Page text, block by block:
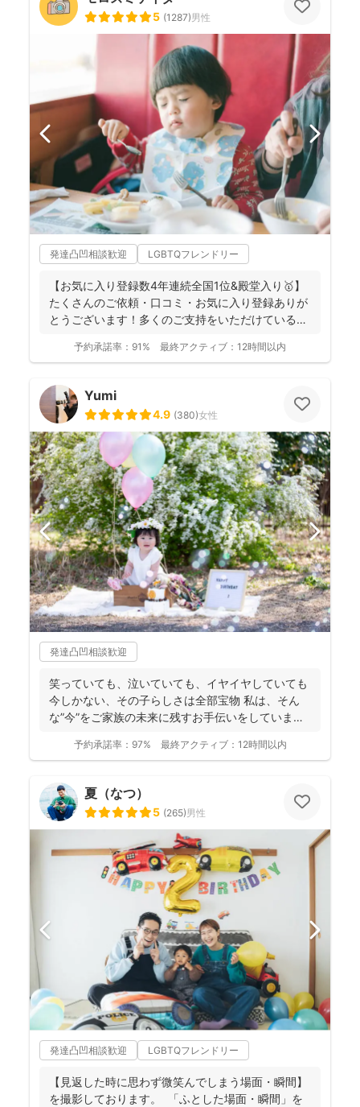
5 (1287)男性
発達凸凹相談歓迎 LGBTQフレンドリー
【お気に入り登録数4年連続全国1位&殿堂入り🥇】
たくさんのご依頼・口コミ・お気に入り登録ありが
とうございます！多くのご支持をいただけているこ
予約承諾率： 91% 最終アクティブ： 12時間以内
Yumi
4.9 (380)女性
発達凸凹相談歓迎
笑っていても、泣いていても、イヤイヤしていても
今しかない、その子らしさは全部宝物 私は、そん
な”今”をご家族の未来に残すお手伝いをしています
予約承諾率： 97% 最終アクティブ： 12時間以内
夏（なつ）
5 (265)男性
発達凸凹相談歓迎 LGBTQフレンドリー
【見返した時に思わず微笑んでしまう場面・瞬間】
を撮影しております。 ⁡ 「ふとした場面・瞬間」を